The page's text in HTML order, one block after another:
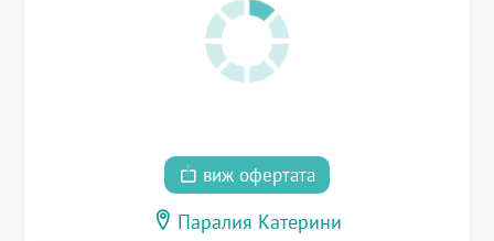
виж офертата
Паралия Катерини